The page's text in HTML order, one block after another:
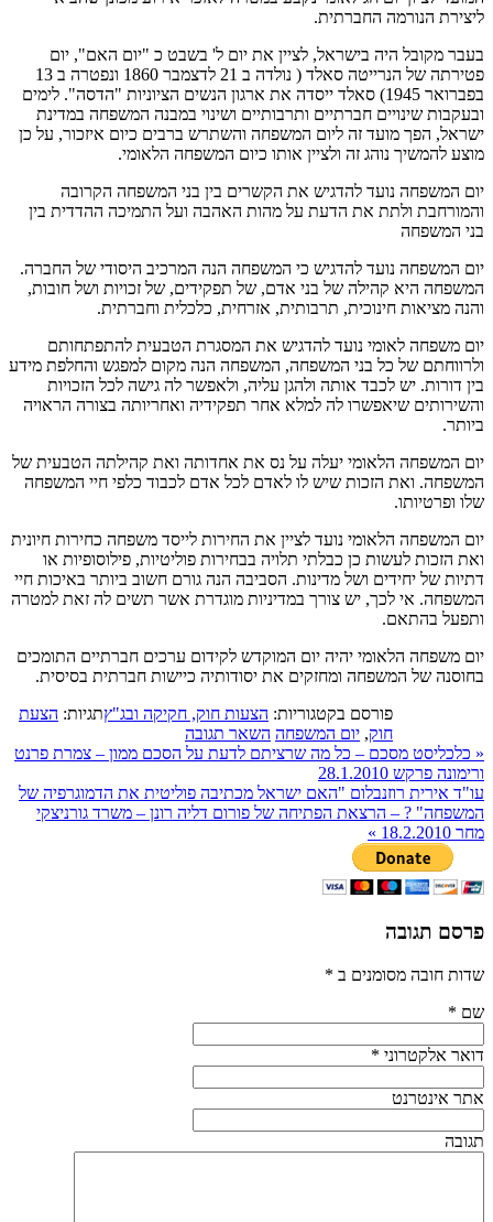
ליצירת הנורמה החברתית.
בעבר מקובל היה בישראל, לציין את יום ל' בשבט כ "יום האם", יום
פטירתה של הנרייטה סאלד ( נולדה ב 21 לדצמבר 1860 ונפטרה ב 13
בפברואר 1945) סאלד ייסדה את ארגון הנשים הציוניות "הדסה". לימים
ובעקבות שינויים חברתיים ותרבותיים ושינוי במבנה המשפחה במדינת
ישראל, הפך מועד זה ליום המשפחה והשתרש ברבים כיום איזכור, על כן
מוצע להמשיך נוהג זה ולציין אותו כיום המשפחה הלאומי.
יום המשפחה נועד להדגיש את הקשרים בין בני המשפחה הקרובה
והמורחבת ולתת את הדעת על מהות האהבה ועל התמיכה ההדדית בין
בני המשפחה
יום המשפחה נועד להדגיש כי המשפחה הנה המרכיב היסודי של החברה.
המשפחה היא קהילה של בני אדם, של תפקידים, של זכויות ושל חובות,
והנה מציאות חינוכית, תרבותית, אזרחית, כלכלית וחברתית.
יום משפחה לאומי נועד להדגיש את המסגרת הטבעית להתפתחותם
ולרווחתם של כל בני המשפחה, המשפחה הנה מקום למפגש והחלפת מידע
בין דורות. יש לכבד אותה ולהגן עליה, ולאפשר לה גישה לכל הזכויות
והשירותים שיאפשרו לה למלא אחר תפקידיה ואחריותה בצורה הראויה
ביותר.
יום המשפחה הלאומי יעלה על נס את אחדותה ואת קהילתה הטבעית של
המשפחה. ואת הזכות שיש לו לאדם לכל אדם לכבוד כלפי חיי המשפחה
שלו ופרטיותו.
יום המשפחה הלאומי נועד לציין את החירות לייסד משפחה כחירות חיונית
ואת הזכות לעשות כן כבלתי תלויה בבחירות פוליטיות, פילוסופיות או
דתיות של יחידים ושל מדינות. הסביבה הנה גורם חשוב ביותר באיכות חיי
המשפחה. אי לכך, יש צורך במדיניות מוגדרת אשר תשים לה זאת למטרה
ותפעל בהתאם.
יום משפחה הלאומי יהיה יום המוקדש לקידום ערכים חברתיים התומכים
בחוסנה של המשפחה ומחזקים את יסודותיה כיישות חברתית בסיסית.
פורסם בקטגוריות: הצעות חוק, חקיקה ובג"ץתגיות: הצעת
חוק, יום המשפחה השאר תגובה
« כלכליסט מסכם – כל מה שרציתם לדעת על הסכם ממון – צמרת פרנט
ורימונה פרקש 28.1.2010
עו"ד אירית רוזנבלום "האם ישראל מכתיבה פוליטית את הדמוגרפיה של
המשפחה" ? – הרצאת הפתיחה של פורום דליה רונן – משרד גורניצקי
מחר 18.2.2010
»
פרסם תגובה
שדות חובה מסומנים ב *
שם *
דואר אלקטרוני *
אתר אינטרנט
תגובה